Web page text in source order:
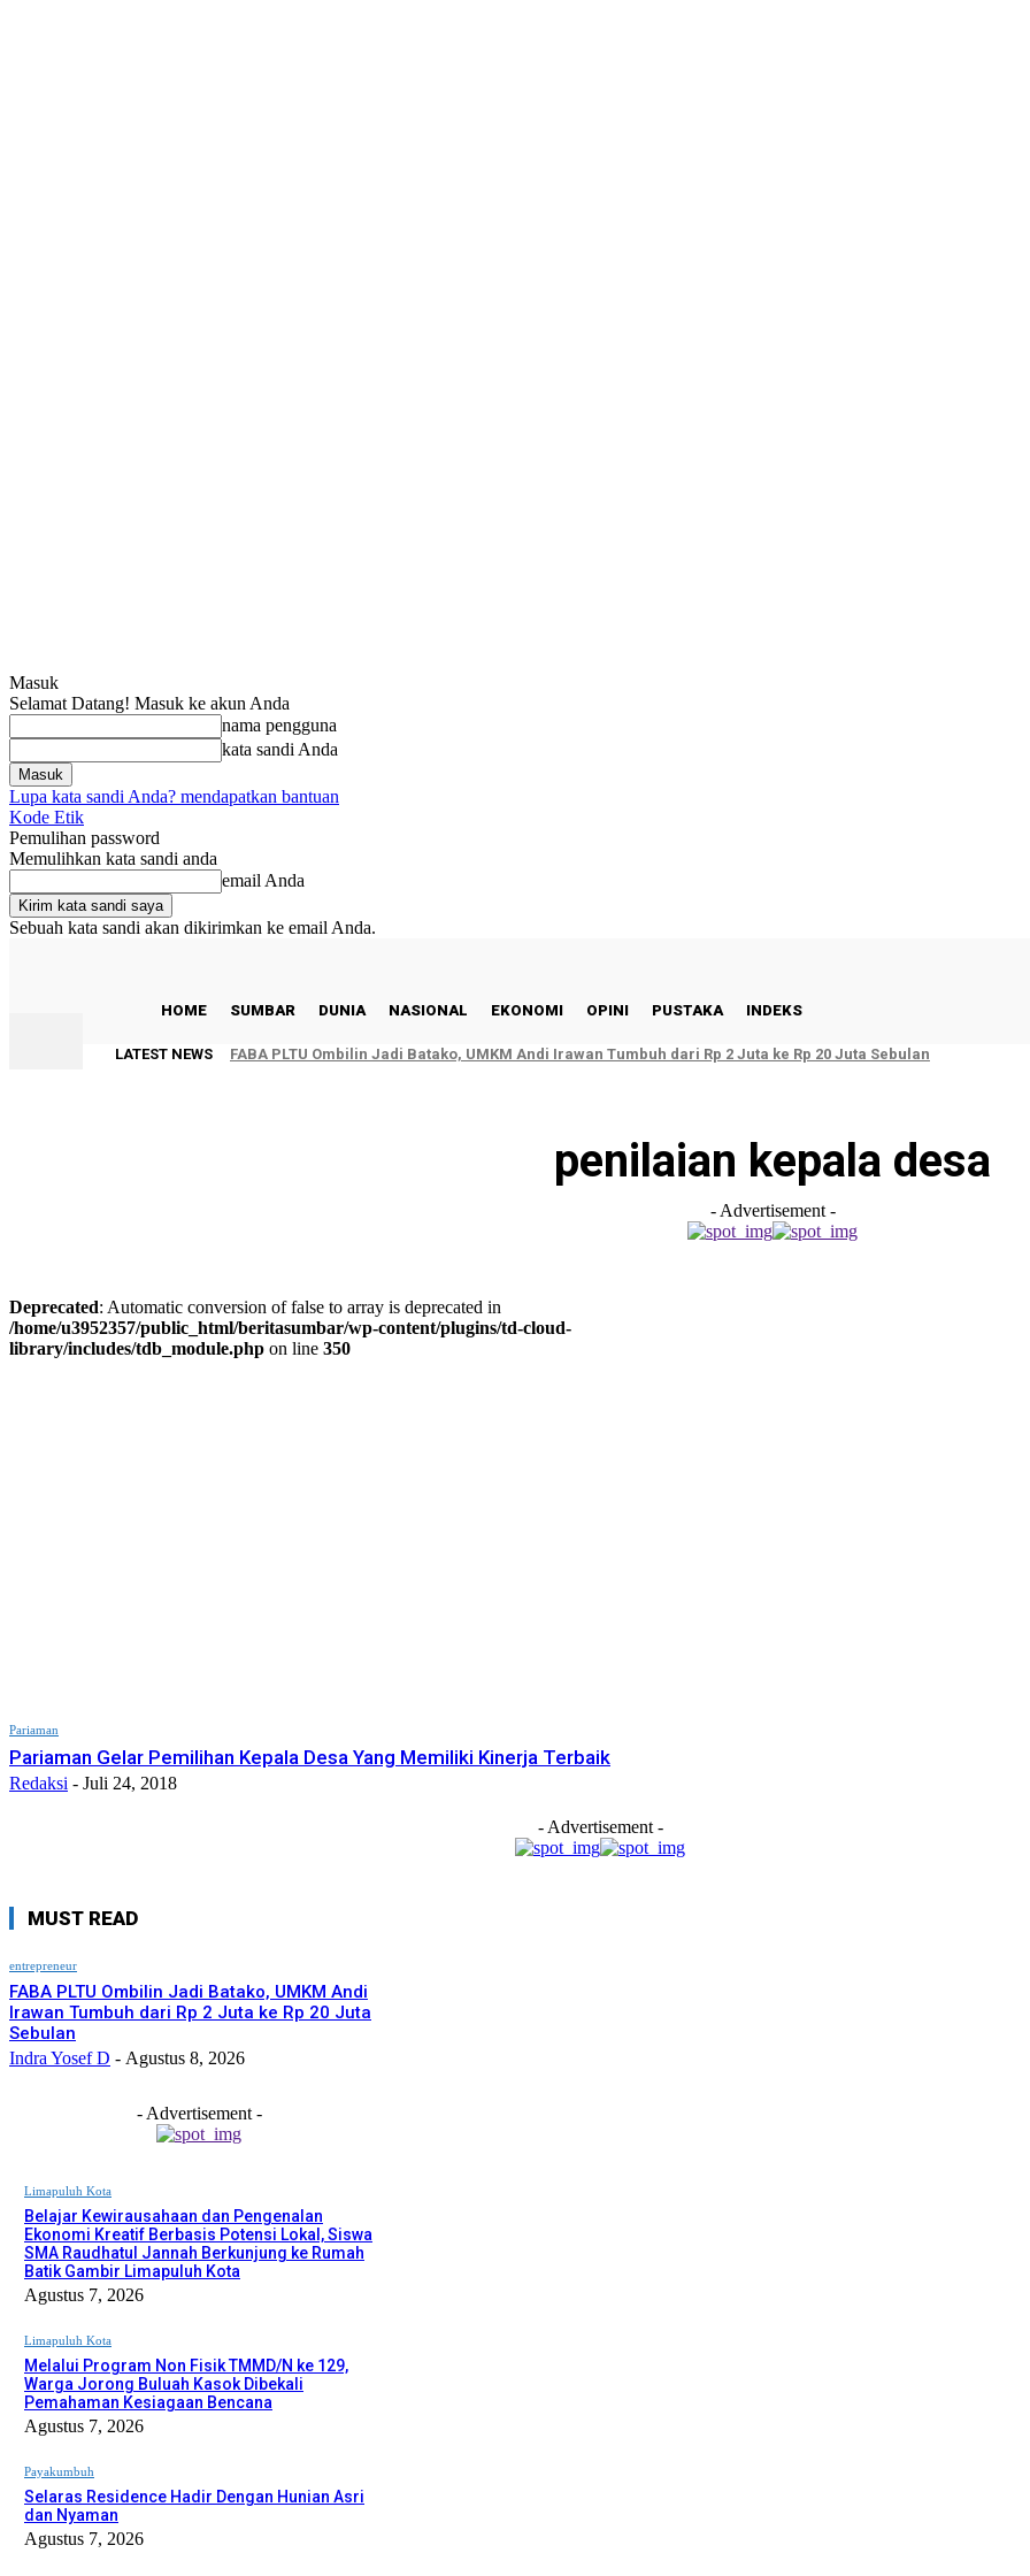
Masuk
Selamat Datang! Masuk ke akun Anda
nama pengguna
kata sandi Anda
Lupa kata sandi Anda? mendapatkan bantuan
Kode Etik
Pemulihan password
Memulihkan kata sandi anda
email Anda
Sebuah kata sandi akan dikirimkan ke email Anda.
HOME SUMBAR DUNIA NASIONAL EKONOMI OPINI PUSTAKA INDEKS
LATEST NEWS FABA PLTU Ombilin Jadi Batako, UMKM Andi Irawan Tumbuh dari Rp 2 Juta ke Rp 20 Juta Sebulan
penilaian kepala desa
- Advertisement -
Deprecated: Automatic conversion of false to array is deprecated in
/home/u3952357/public_html/beritasumbar/wp-content/plugins/td-cloud-
library/includes/tdb_module.php on line 350
Pariaman
Pariaman Gelar Pemilihan Kepala Desa Yang Memiliki Kinerja Terbaik
Redaksi - Juli 24, 2018
- Advertisement -
MUST READ
entrepreneur
FABA PLTU Ombilin Jadi Batako, UMKM Andi
Irawan Tumbuh dari Rp 2 Juta ke Rp 20 Juta
Sebulan
Indra Yosef D - Agustus 8, 2026
- Advertisement -
Limapuluh Kota
Belajar Kewirausahaan dan Pengenalan
Ekonomi Kreatif Berbasis Potensi Lokal, Siswa
SMA Raudhatul Jannah Berkunjung ke Rumah
Batik Gambir Limapuluh Kota
Agustus 7, 2026
Limapuluh Kota
Melalui Program Non Fisik TMMD/N ke 129,
Warga Jorong Buluah Kasok Dibekali
Pemahaman Kesiagaan Bencana
Agustus 7, 2026
Payakumbuh
Selaras Residence Hadir Dengan Hunian Asri
dan Nyaman
Agustus 7, 2026